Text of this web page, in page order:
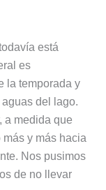
está
es
la temporada y
del lago.
a medida que
y más hacia
Nos pusimos
de no llevar